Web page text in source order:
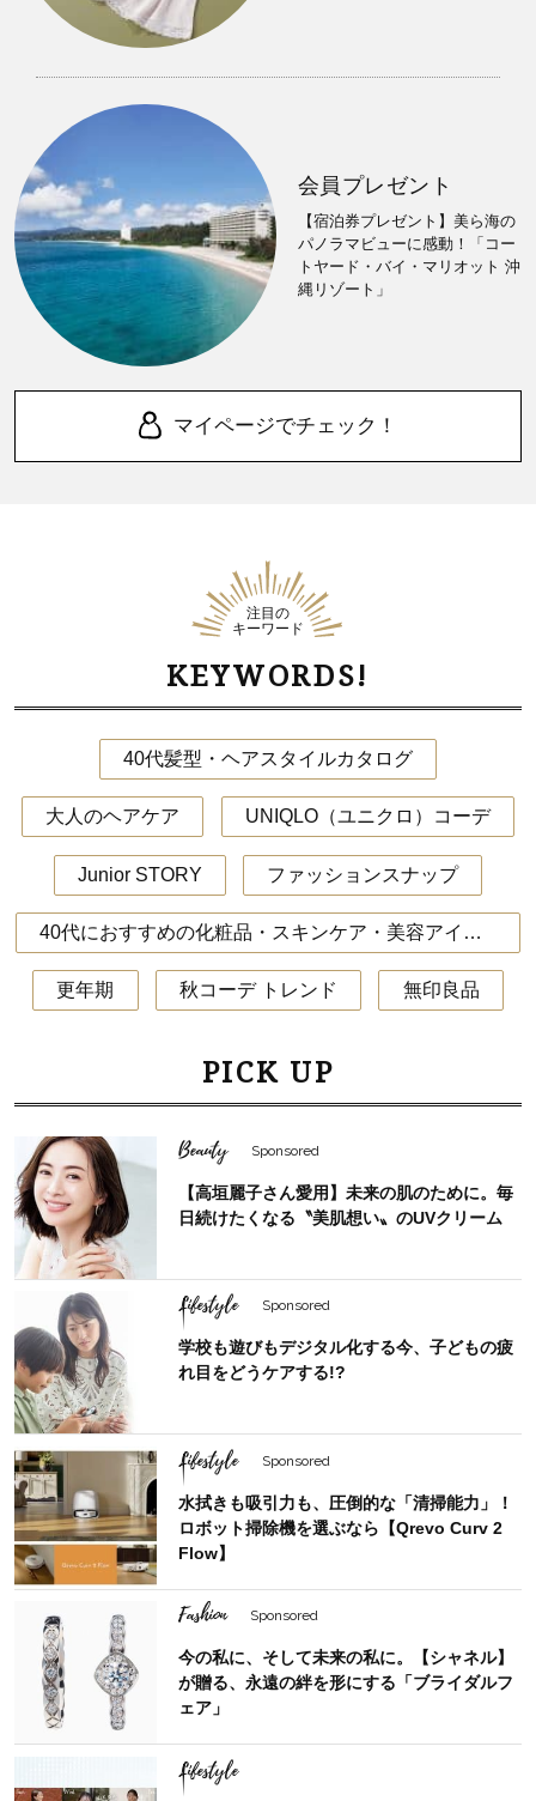
会員プレゼント
【宿泊券プレゼント】美ら海の
パノラマビューに感動！「コー
トヤード・バイ・マリオット 沖
縄リゾート」
マイページでチェック！
注目の
キーワード
KEYWORDS!
40代髪型・ヘアスタイルカタログ
大人のヘアケア UNIQLO（ユニクロ）コーデ
Junior STORY ファッションスナップ
40代におすすめの化粧品・スキンケア・美容アイテム
更年期 秋コーデ トレンド 無印良品
PICK UP
Beauty Sponsored
【高垣麗子さん愛用】未来の肌のために。毎
日続けたくなる〝美肌想い〟のUVクリーム
Lifestyle Sponsored
学校も遊びもデジタル化する今、子どもの疲
れ目をどうケアする!?
Lifestyle Sponsored
水拭きも吸引力も、圧倒的な「清掃能力」！
ロボット掃除機を選ぶなら【Qrevo Curv 2
Flow】
Fashion Sponsored
今の私に、そして未来の私に。【シャネル】
が贈る、永遠の絆を形にする「ブライダルフ
ェア」
Lifestyle